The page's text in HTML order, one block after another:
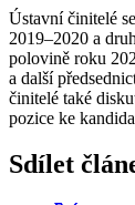
Ústavní činitelé
2019–2020 a
polovině roku
a další
činitelé také
pozice ke
Sdílet